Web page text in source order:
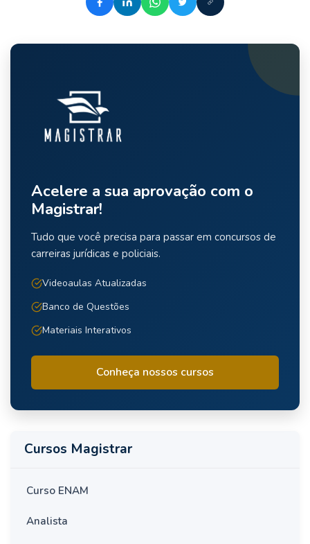
Acelere a sua aprovação com o
Magistrar!
Tudo que você precisa para passar em concursos de
carreiras jurídicas e policiais.
Videoaulas Atualizadas
Banco de Questões
Materiais Interativos
Conheça nossos cursos
Cursos Magistrar
Curso ENAM
Analista